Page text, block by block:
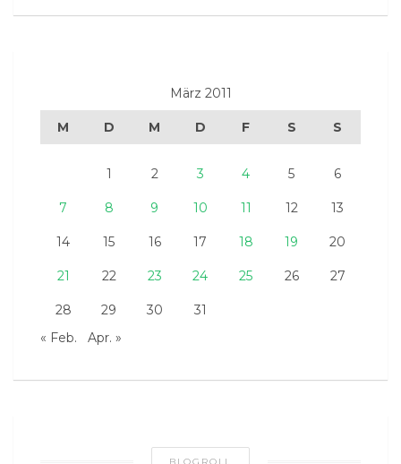
März 2011
M D M D F S S
1 2 3 4 5 6
7 8 9 10 11 12 13
14 15 16 17 18 19 20
21 22 23 24 25 26 27
28 29 30
31
« Feb.
Apr. »
BLOGROLL